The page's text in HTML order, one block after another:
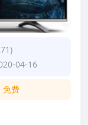
04-16
免费